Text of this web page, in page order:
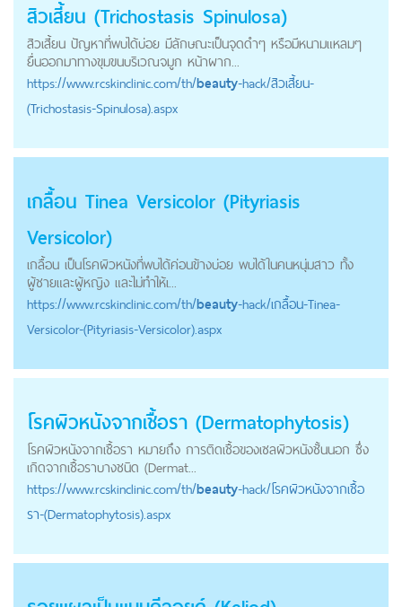
สิวเสี้ยน (Trichostasis Spinulosa)
สิวเสี้ยน ปัญหาที่พบได้บ่อย มีลักษณะเป็นจุดดำๆ หรือมีหนามแหลมๆ
ยื่นออกมาทางขุมขนบริเวณจมูก หน้าผาก...
https://www.rcskinclinic.com/th/beauty-hack/สิวเสี้ยน-
(Trichostasis-Spinulosa).aspx
เกลื้อน Tinea Versicolor (Pityriasis
Versicolor)
เกลื้อน เป็นโรคผิวหนังที่พบได้ค่อนข้างบ่อย พบได้ในคนหนุ่มสาว ทั้ง
ผู้ชายและผู้หญิง และไม่ทำให้เ...
https://www.rcskinclinic.com/th/beauty-hack/เกลื้อน-Tinea-
Versicolor-(Pityriasis-Versicolor).aspx
โรคผิวหนังจากเชื้อรา (Dermatophytosis)
โรคผิวหนังจากเชื้อรา หมายถึง การติดเชื้อของเซลผิวหนังชั้นนอก ซึ่ง
เกิดจากเชื้อราบางชนิด (Dermat...
https://www.rcskinclinic.com/th/beauty-hack/โรคผิวหนังจากเชื้อ
รา-(Dermatophytosis).aspx